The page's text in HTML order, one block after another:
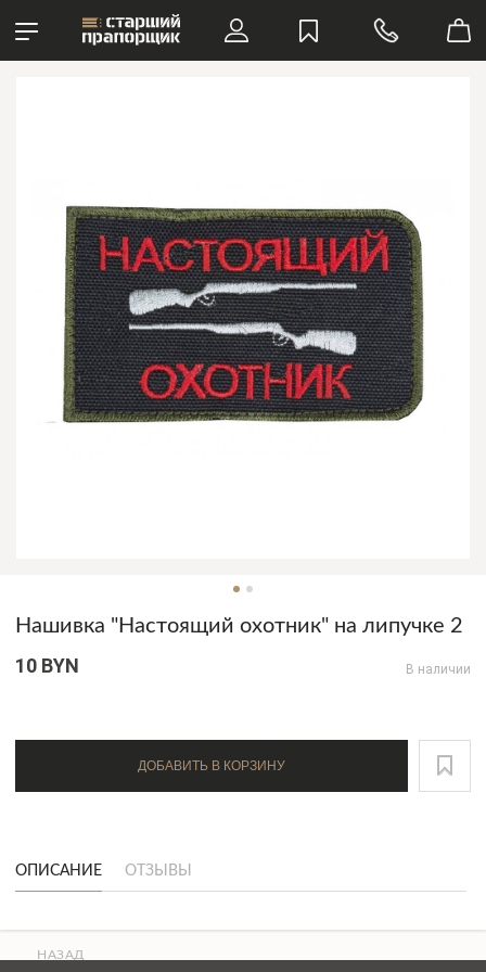
Нашивка "Настоящий охотник" на липучке 2
10 BYN В наличии
ДОБАВИТЬ В КОРЗИНУ
ОПИСАНИЕ ОТЗЫВЫ
НАЗАД